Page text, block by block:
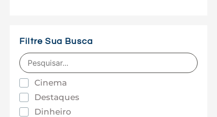
Filtre Sua Busca
Cinema
Destaques
Dinheiro